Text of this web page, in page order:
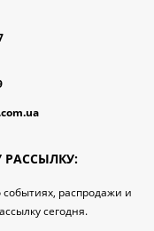
распродажи и
сегодня.